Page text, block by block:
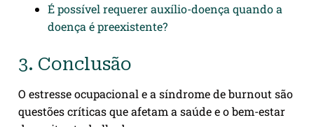
É possível requerer auxílio-doença quando a
doença é preexistente?
3. Conclusão
O estresse ocupacional e a síndrome de burnout são
questões críticas que afetam a saúde e o bem-estar